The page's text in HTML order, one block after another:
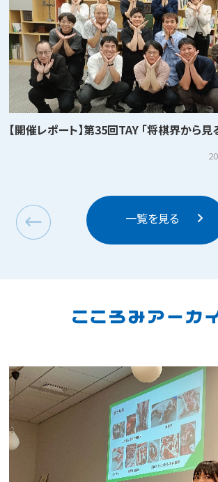
【開催レポート】第35回TAY 「将棋界から見
一覧を見る